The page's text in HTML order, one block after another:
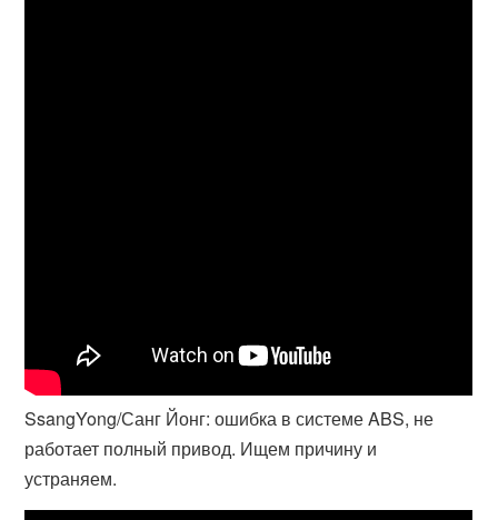
SsangYong/Санг Йонг: ошибка в системе ABS, не
работает полный привод. Ищем причину и
устраняем.